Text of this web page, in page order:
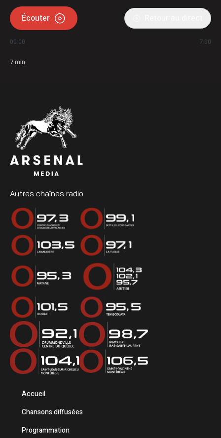
Écouter
00:00 7:00
7min
Autres chaînes radio
Accueil
Chansons diffusées
Programmation